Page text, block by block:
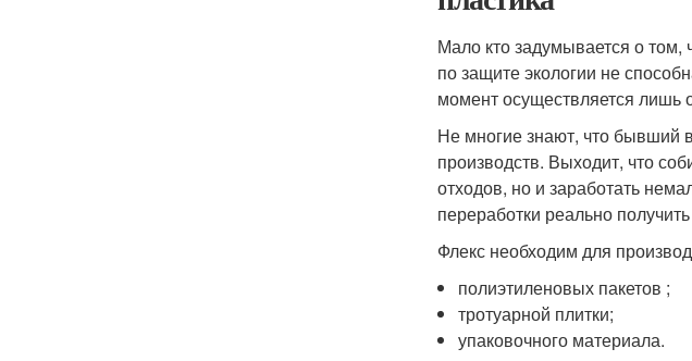
Мало кто задумывается о том,
по защите экологии не
момент осуществляется лишь
Не многие знают, что бывший
производств. Выходит, что
отходов, но и заработать
переработки реально
Флекс необходим для
полиэтиленовых пакетов ;
тротуарной плитки;
упаковочного материала.